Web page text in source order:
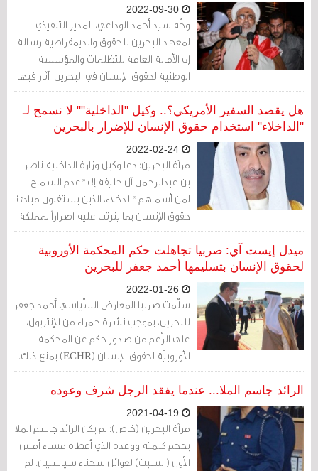
وجّه سيد أحمد الوداعي، المدير التنفيذي
لمعهد البحرين للحقوق والديمقراطية رسالة
إلى الأمانة العامة للتظلمات والمؤسسة
الوطنية لحقوق الإنسان في البحرين، أثار فيها
قضية إذلال سجين الرأي الشيخ عبد الجليل
المقداد والاعتداء عليه وحرمانه المتعمد من
العلاج.
هل يقصد السفير الأمريكي؟.. وكيل "الداخلية"" لا نسمح لـ
"الداخلاء" استخدام حقوق الإنسان للإضرار بالبحرين
مرآة البحرين: دعا وكيل وزارة الداخلية ناصر
بن عبدالرحمن آل خليفة إلى "عدم السماح
لمن أسماهم "الدخلاء، الذين يستغلون مبادئ
حقوق الإنسان بما يترتب عليه اضراراً بمملكة
البحرين".
ميدل إيست آي: صربيا تجاهلت حكم المحكمة الأوروبية
لحقوق الإنسان بتسليمها أحمد جعفر للبحرين
سلّمت صربيا المعارض السّياسي أحمد جعفر
للبحرين، بموجب نشرة حمراء من الإنتربول،
على الرّغم من صدور حكم عن المحكمة
الأوروبيّة لحقوق الإنسان (ECHR) بمنع ذلك.
وقال سيد أحمد الوداعي، المدير التّنفيذي
لمعهد البحرين للحقوق والدّيمقراطيّة، إنّ
عملية التّسليم هذه تُشكّل "فضيحة".
الرائد جاسم الملا... عندما يفقد الرجل شرف وعوده
مرآة البحرين (خاص): لم يكن الرائد جاسم الملا
بحجم كلمته ووعده الذي أعطاه مساء أمس
الأول (السبت) لعوائل سجناء سياسيين. لم